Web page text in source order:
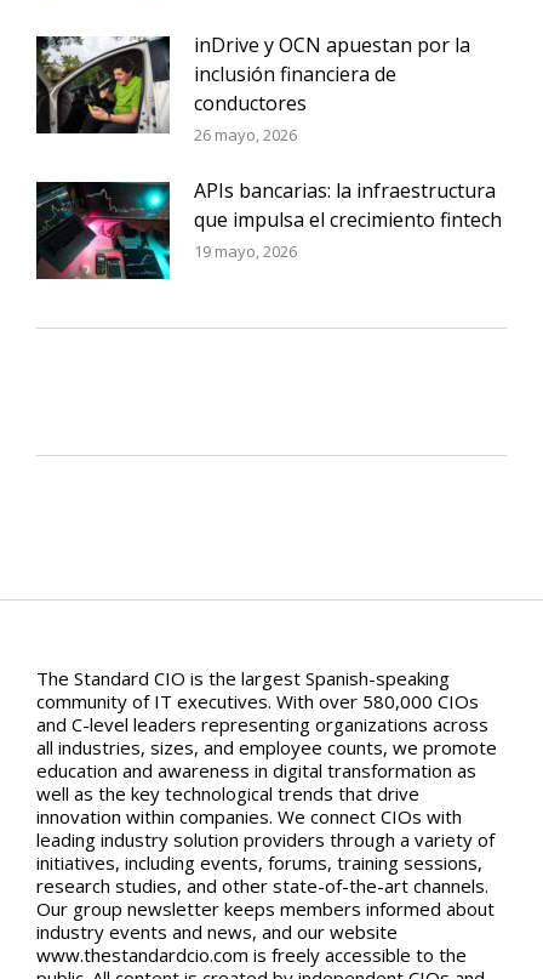
inDrive y OCN apuestan por la
inclusión financiera de
conductores
26 mayo, 2026
APIs bancarias: la infraestructura
que impulsa el crecimiento fintech
19 mayo, 2026
The Standard CIO is the largest Spanish-speaking
community of IT executives. With over 580,000 CIOs
and C-level leaders representing organizations across
all industries, sizes, and employee counts, we promote
education and awareness in digital transformation as
well as the key technological trends that drive
innovation within companies. We connect CIOs with
leading industry solution providers through a variety of
initiatives, including events, forums, training sessions,
research studies, and other state-of-the-art channels.
Our group newsletter keeps members informed about
industry events and news, and our website
www.thestandardcio.com is freely accessible to the